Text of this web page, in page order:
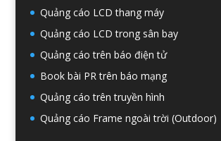
Quảng cáo LCD thang máy
Quảng cáo LCD trong sân bay
Quảng cáo trên báo điện tử
Book bài PR trên báo mạng
Quảng cáo trên truyền hình
Quảng cáo Frame ngoài trời (Outdoor)